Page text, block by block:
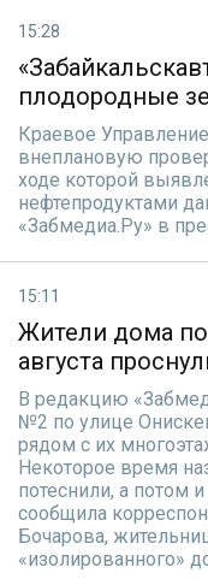
15:28
плодородные
Краевое
внеплановую
ходе которой
нефтепродуктами
«Забмедиа.Ру» в
15:11
Жители дома по
августа
В редакцию
№2 по улице
рядом с их
Некоторое время
потеснили, а потом
сообщила
Бочарова,
«изолированного»